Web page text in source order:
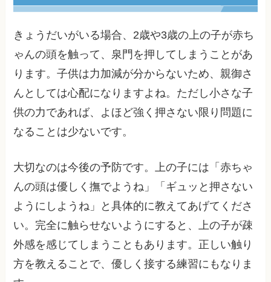
きょうだいがいる場合、2歳や3歳の上の子が赤ち
ゃんの頭を触って、泉門を押してしまうことがあ
ります。子供は力加減が分からないため、親御さ
んとしては心配になりますよね。ただし小さな子
供の力であれば、よほど強く押さない限り問題に
なることは少ないです。
大切なのは今後の予防です。上の子には「赤ちゃ
んの頭は優しく撫でようね」「ギュッと押さない
ようにしようね」と具体的に教えてあげてくださ
い。完全に触らせないようにすると、上の子が疎
外感を感じてしまうこともあります。正しい触り
方を教えることで、優しく接する練習にもなりま